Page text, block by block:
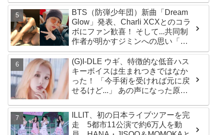
リア「芸能人たちが時間がないと
言っているのは全部嘘」
BTS（防弾少年団）新曲「Dream
Glow」発表、Charli XCXとのコラ
ボにファン歓喜！ そして...共同制
作者が明かすジミンへの思い「彼
の夢、そして彼の絶望から生まれ
た歌」
(G)I-DLE ウギ、特徴的な低音ハス
キーボイスは生まれつきではなか
った！ 「今手術を受ければ元に戻
せるけど...」 あの声になった原因
ILLIT、初の日本ライブツアーを完
走 5都市11公演で約6万人を動